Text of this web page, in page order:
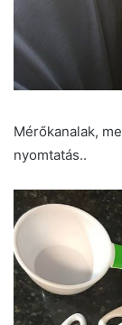
Mérőkanalak,
nyomtatás..